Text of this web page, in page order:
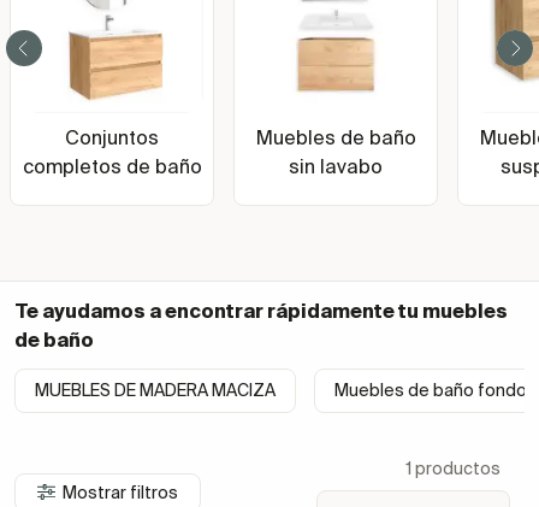
Conjuntos
completos de baño
Muebles de baño
sin lavabo
Te ayudamos a encontrar rápidamente tu muebles
de baño
MUEBLES DE MADERA MACIZA Muebles de baño fondo
Mostrar filtros
1 productos